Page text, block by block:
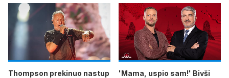
Thompson prekinuo nastup
'Mama, uspio sam!' Bivši